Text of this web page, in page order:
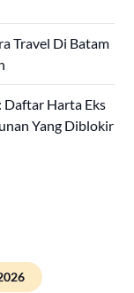
Travel Di Batam
Daftar Harta Eks
Yang Diblokir